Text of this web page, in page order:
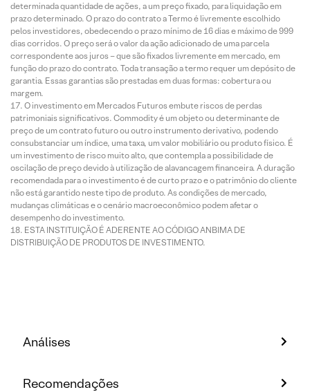
determinada quantidade de ações, a um preço fixado, para liquidação em
prazo determinado. O prazo do contrato a Termo é livremente escolhido
pelos investidores, obedecendo o prazo mínimo de 16 dias e máximo de 999
dias corridos. O preço será o valor da ação adicionado de uma parcela
correspondente aos juros – que são fixados livremente em mercado, em
função do prazo do contrato. Toda transação a termo requer um depósito de
garantia. Essas garantias são prestadas em duas formas: cobertura ou
margem.
O investimento em Mercados Futuros embute riscos de perdas
patrimoniais significativos. Commodity é um objeto ou determinante de
preço de um contrato futuro ou outro instrumento derivativo, podendo
consubstanciar um índice, uma taxa, um valor mobiliário ou produto físico. É
um investimento de risco muito alto, que contempla a possibilidade de
oscilação de preço devido à utilização de alavancagem financeira. A duração
recomendada para o investimento é de curto prazo e o patrimônio do cliente
não está garantido neste tipo de produto. As condições de mercado,
mudanças climáticas e o cenário macroeconômico podem afetar o
desempenho do investimento.
ESTA INSTITUIÇÃO É ADERENTE AO CÓDIGO ANBIMA DE
DISTRIBUIÇÃO DE PRODUTOS DE INVESTIMENTO.
Análises
Recomendações